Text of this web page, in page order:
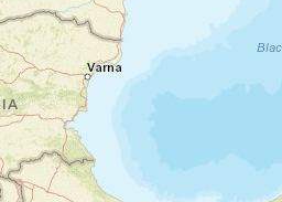
Départ en matinée pour
Pamukkale, avec un
ancienne ville dédiée à
beauté. Vous découvrez
étonnamment bien
romain, un tétrapyle
riche en sculptures
vous explorez
construite autour de